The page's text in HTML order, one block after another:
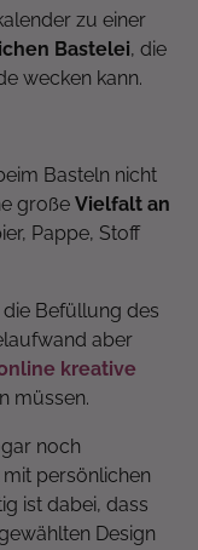
zu einer
Bastelei, die
wecken kann.
Basteln nicht
große Vielfalt an
Pappe, Stoff
Befüllung des
aber
kreative
müssen.
noch
persönlichen
ist dabei, dass
Design